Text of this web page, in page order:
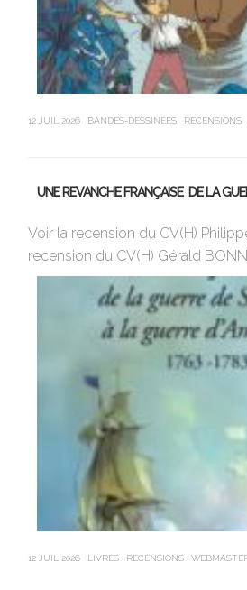
12 JUIL 2026 BANDES-DESSINÉES RECENSIONS
UNE REVANCHE FRANÇAISE DE LA
Voir la recension du CV(H)
recension du CV(H) Gérald
12 JUIL 2026 LIVRES RECENSIONS